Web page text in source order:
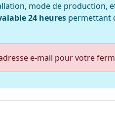
mode de production,
24 heures permettant
e-mail pour votre